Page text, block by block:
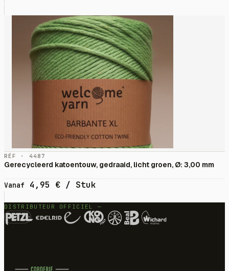
RÉF · 4487
Gerecycleerd katoentouw, gedraaid, licht groen, Ø: 3,00 mm
Vanaf 4,95 € / Stuk
DISTRIBUTEUR OFFICIEL —